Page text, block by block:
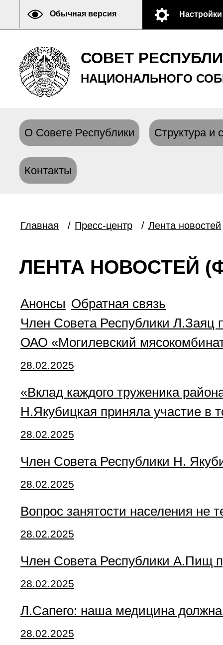
Обычная версия Настройки
СОВЕТ
НАЦИОНАЛЬНОГО
О Совете Республики Структура и
Контакты
Главная / Пресс-центр / Лента новостей
ЛЕНТА НОВОСТЕЙ
Анонсы Обратная связь
Член Совета Республики Л.Заяц
ОАО «Могилевский
28.02.2025
«Вклад каждого труженика
Н.Якубицкая приняла участие в
28.02.2025
Член Совета Республики Н.
28.02.2025
Вопрос занятости населения не
28.02.2025
Член Совета Республики А.Пищ
28.02.2025
Л.Сапего: наша медицина
28.02.2025